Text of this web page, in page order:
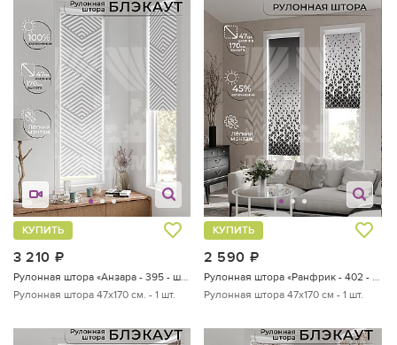
3 210
КУПИТЬ
Рулонная штора «Анзара - 395 - ширина 47 см»
Рулонная штора 47х170 см. - 1 шт.
2 590
КУПИТЬ
Рулонная штора «Ранфрик - 402 - ширина 47 см»
Рулонная штора 47х170 см - 1 шт.